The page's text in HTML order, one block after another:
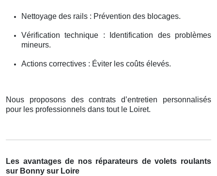
Nettoyage des rails : Prévention des blocages.
Vérification technique : Identification des problèmes
mineurs.
Actions correctives : Éviter les coûts élevés.
Nous proposons des contrats d’entretien personnalisés
pour les professionnels dans tout le Loiret.
Les avantages de nos réparateurs de volets roulants
sur Bonny sur Loire